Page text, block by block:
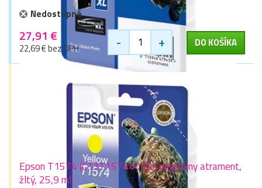
Nedostupné
27,91 €
22,69 € bez DPH - + DO KOŠÍKA
Epson T1574 (C13T15744010), originálny atrament,
žltý, 25,9 ml